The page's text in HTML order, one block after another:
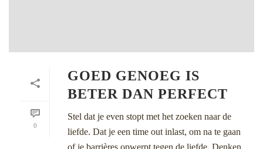
0
GOED GENOEG IS
BETER DAN PERFECT
Stel dat je even stopt met het zoeken naar de
liefde. Dat je een time out inlast, om na te gaan